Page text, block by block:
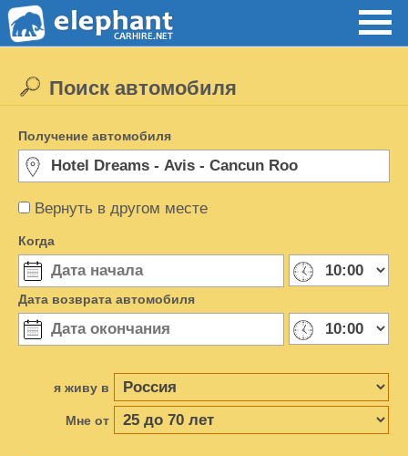
Вернуть в другом месте
Поиск автомобиля
Получение автомобиля
Когда
Дата возврата автомобиля
я живу в
Мне от